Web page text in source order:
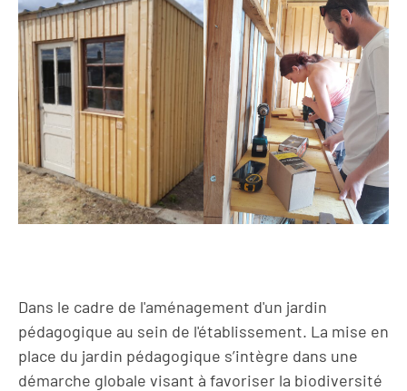
Dans le cadre de l'aménagement d'un jardin
pédagogique au sein de l'établissement. La mise en
place du jardin pédagogique s’intègre dans une
démarche globale visant à favoriser la biodiversité